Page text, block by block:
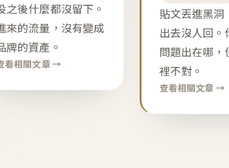
之後什麼都沒留下。
來的流量，沒有變成
牌的資產。
看相關文章 →
貼文丟進黑洞
出去沒人回。
問題出在哪，
裡不對。
查看相關文章 →